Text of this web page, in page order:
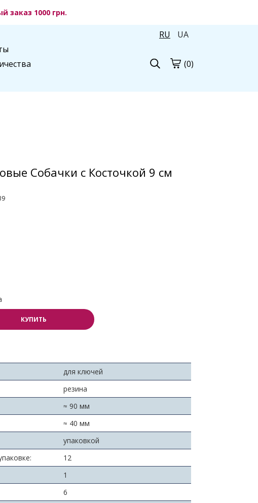
заказ 1000 грн.
RU
UA
(0)
Собачки с Косточкой 9 см
КУПИТЬ
для ключей
резина
≈ 90 мм
≈ 40 мм
упаковкой
12
1
6